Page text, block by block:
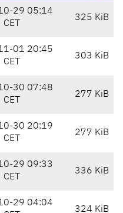
29 05:14
CET
325 KiB
01 20:45
CET
303 KiB
30 07:48
CET
277 KiB
30 20:19
CET
277 KiB
29 09:33
CET
336 KiB
29 04:04
324 KiB